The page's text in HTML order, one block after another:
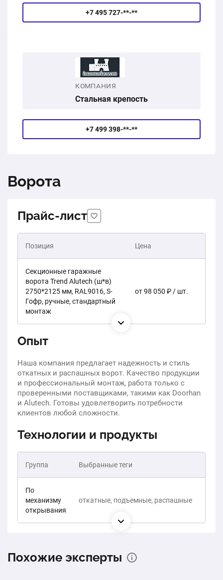
+7 495 727-**-**
КОМПАНИЯ
Стальная крепость
+7 499 398-**-**
Ворота
Прайс-лист
Позиция Цена
Секционные гаражные
ворота Trend Alutech (ш*в)
2750*2125 мм, RAL9016, S-
Гофр, ручные, стандартный
монтаж
от 98 050 ₽ / шт.
Опыт
Наша компания предлагает надежность и стиль
откатных и распашных ворот. Качество продукции
и профессиональный монтаж, работа только с
проверенными поставщиками, такими как Doorhan
и Alutech. Готовы удовлетворить потребности
клиентов любой сложности.
Технологии и продукты
Группа Выбранные теги
По
механизму
открывания
откатные, подъемные, распашные
Похожие эксперты